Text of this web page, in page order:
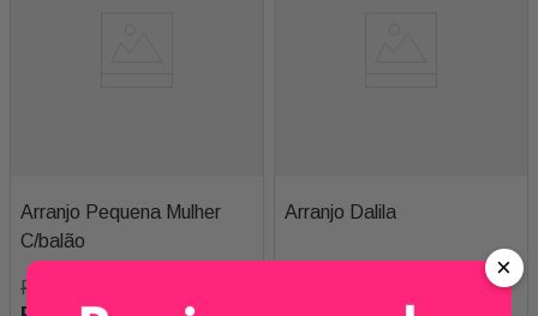
Arranjo Pequena Mulher
C/balão
R$
Arranjo Dalila
×